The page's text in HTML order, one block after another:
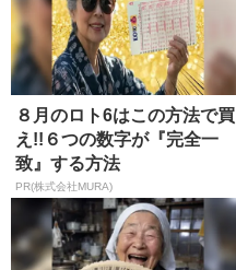
８月のロト6はこの方法で買
え!!６つの数字が『完全一
致』する方法
PR(株式会社MURA)